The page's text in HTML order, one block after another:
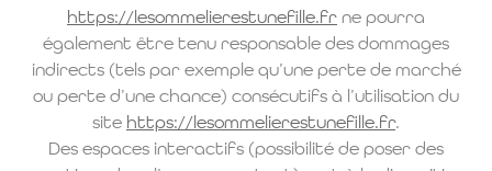
https://lesommelierestunefille.fr ne pourra
également être tenu responsable des dommages
indirects (tels par exemple qu’une perte de marché
ou perte d’une chance) consécutifs à l’utilisation du
site https://lesommelierestunefille.fr.
Des espaces interactifs (possibilité de poser des